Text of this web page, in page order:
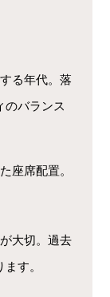
る年代。落
のバランス
座席配置。
大切。過去
す。